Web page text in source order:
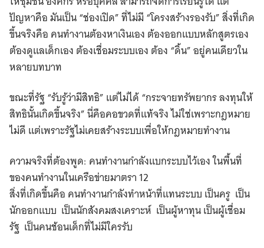
ปัญหาคือ มันเป็น “ช่องเปิด” ที่ไม่มี “โครงสร้างรองรับ” สิ่งที่เกิด
ขึ้นจริงคือ คนทำงานต้องหาเงินเอง ต้องออกแบบหลักสูตรเอง
ต้องดูแลเด็กเอง ต้องเชื่อมระบบเอง ต้อง “ดิ้น” อยู่คนเดียวใน
หลายบทบาท
ขณะที่รัฐ “รับรู้ว่ามีสิทธิ” แต่ไม่ได้ “กระจายทรัพยากร ลงทุนให้
สิทธินั้นเกิดขึ้นจริง” นี่คือคอขวดที่แท้จริง ไม่ใช่เพราะกฎหมาย
ไม่ดี แต่เพราะรัฐไม่เคยสร้างระบบเพื่อให้กฎหมายทำงาน
ความจริงที่ต้องพูด: คนทำงานกำลังแบกระบบไว้เองในพื้นที่
ของคนทำงานในเครือข่ายมาตรา 12
สิ่งที่เกิดขึ้นคือ คนทำงานกำลังทำหน้าที่แทนระบบ เป็นครู เป็น
นักออกแบบ เป็นนักสังคมสงเคราะห์ เป็นผู้หาทุน เป็นผู้เชื่อม
รัฐ เป็นคนช้อนเด็กที่ไม่มีใครรับ